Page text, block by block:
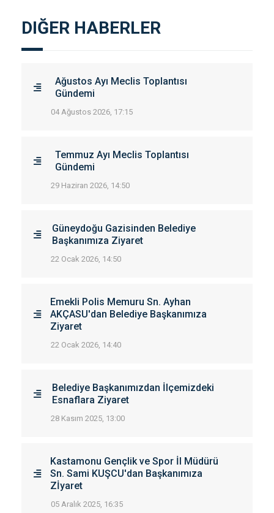
DIĞER HABERLER
Ağustos Ayı Meclis Toplantısı
Gündemi
04 Ağustos 2026, 17:15
Temmuz Ayı Meclis Toplantısı
Gündemi
29 Haziran 2026, 14:50
Güneydoğu Gazisinden Belediye
Başkanımıza Ziyaret
22 Ocak 2026, 14:50
Emekli Polis Memuru Sn. Ayhan
AKÇASU'dan Belediye Başkanımıza
Ziyaret
22 Ocak 2026, 14:40
Belediye Başkanımızdan İlçemizdeki
Esnaflara Ziyaret
28 Kasım 2025, 13:00
Kastamonu Gençlik ve Spor İl Müdürü
Sn. Sami KUŞCU'dan Başkanımıza
Zİyaret
05 Aralık 2025, 16:35